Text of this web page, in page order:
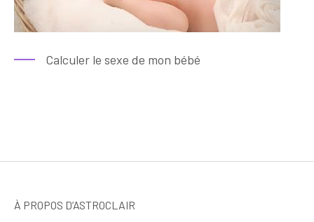
Calculer le sexe de mon bébé
À PROPOS D’ASTROCLAIR